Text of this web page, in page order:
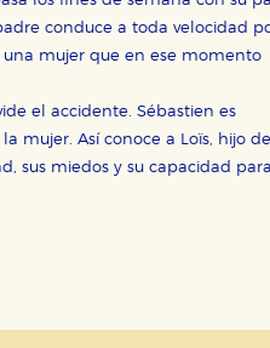
conduce a toda velocidad
mujer que en ese momento
el accidente. Sébastien es
mujer. Así conoce a Loïs, hijo
sus miedos y su capacidad para
sino que se basan en la